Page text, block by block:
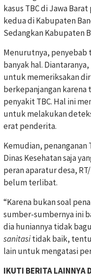
kasus TBC di Jawa
kedua di Kabupaten
Sedangkan Kabupaten
Menurutnya, penyebab
banyak hal.
untuk memeriksakan
berkepanjangan
penyakit TBC. Hal ini
untuk melakukan
erat penderita.
Kemudian, penanganan
Dinas Kesehatan saja
peran aparatur desa,
belum terlibat.
“Karena bukan soal
sumber-sumbernya ini
dia huniannya tidak
sanitasitidak baik,
lain untuk mengatasi
IKUTI BERITA LAINNYA